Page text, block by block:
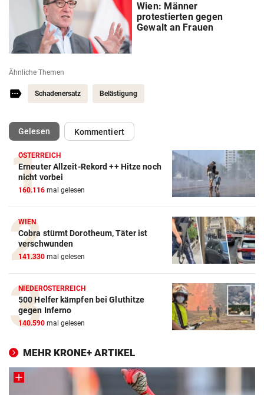
Wien: Männer
protestierten gegen
Gewalt an Frauen
Ähnliche Themen
Schadenersatz Belästigung
Gelesen(ausgewählt)Kommentiert
ÖSTERREICH
Erneuter Allzeit-Rekord ++ Hitze noch
nicht vorbei
160.116 mal gelesen
WIEN
Cobra stürmt Dorotheum, Täter ist
verschwunden
141.330 mal gelesen
NIEDERÖSTERREICH
500 Helfer kämpfen bei Gluthitze
gegen Inferno
140.590 mal gelesen
MEHR KRONE+ ARTIKEL